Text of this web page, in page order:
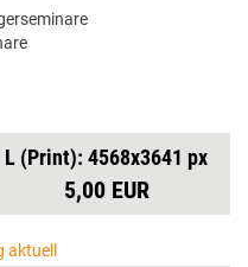
L (Print): 4568x3641 px
5,00 EUR
aktuell